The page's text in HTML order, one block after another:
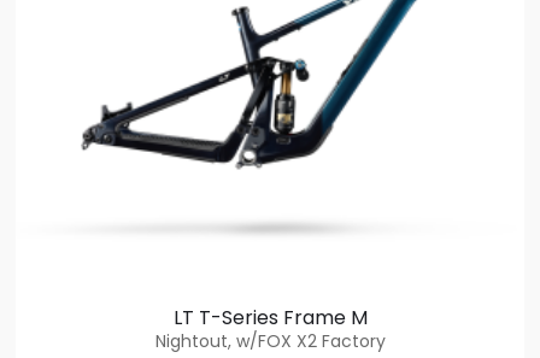
LT T-Series Frame M
Nightout, w/FOX X2 Factory